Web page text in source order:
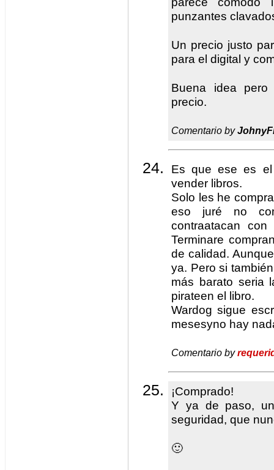
punzantes
Un precio justo
para el digital y
Buena idea
precio.
Comentario by
Es que ese es el
vender libros.
Solo les he
eso juré no
contraatacan
Terminare
de calidad.
ya. Pero si
más barato seria
pirateen el libro.
Wardog sigue
mesesyno hay
Comentario by
¡Comprado!
Y ya de paso,
seguridad, que
🙂